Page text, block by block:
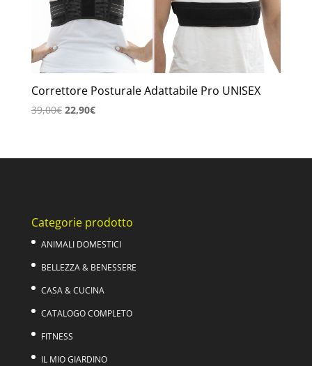
Correttore Posturale Adattabile Pro UNISEX
39,00€ Il
era:
22,90€Il
è:
Categorie prodotto
ANIMALI DOMESTICI
BELLEZZA & BENESSERE
CASA & CUCINA
CATALOGO COMPLETO
FITNESS
IL MIO GIARDINO